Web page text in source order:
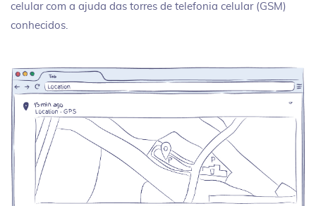
celular com a ajuda das torres de telefonia celular (GSM)
conhecidos.